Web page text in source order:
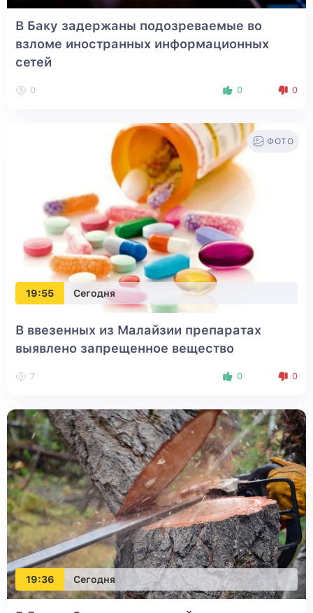
В Баку задержаны подозреваемые во
взломе иностранных информационных
сетей
0 0 0
19:55 Сегодня
ФОТО
В ввезенных из Малайзии препаратах
выявлено запрещенное вещество
7 0 0
19:36 Сегодня